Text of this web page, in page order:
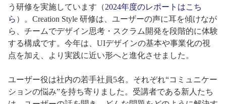
う研修を実施しています（2024年度のレポートはこち
ら ）。Creation Style 研修は、ユーザーの声に耳を傾けなが
ら、チームでデザイン思考・スクラム開発を段階的に体験
する構成です。今年は、UIデザインの基本や事業化の視
点を加え、より実践に近い形へと進化させました。
ユーザー役は社内の若手社員5名。それぞれ“コミュニケー
ションの悩み”を持ち寄りました。受講者である新人たち